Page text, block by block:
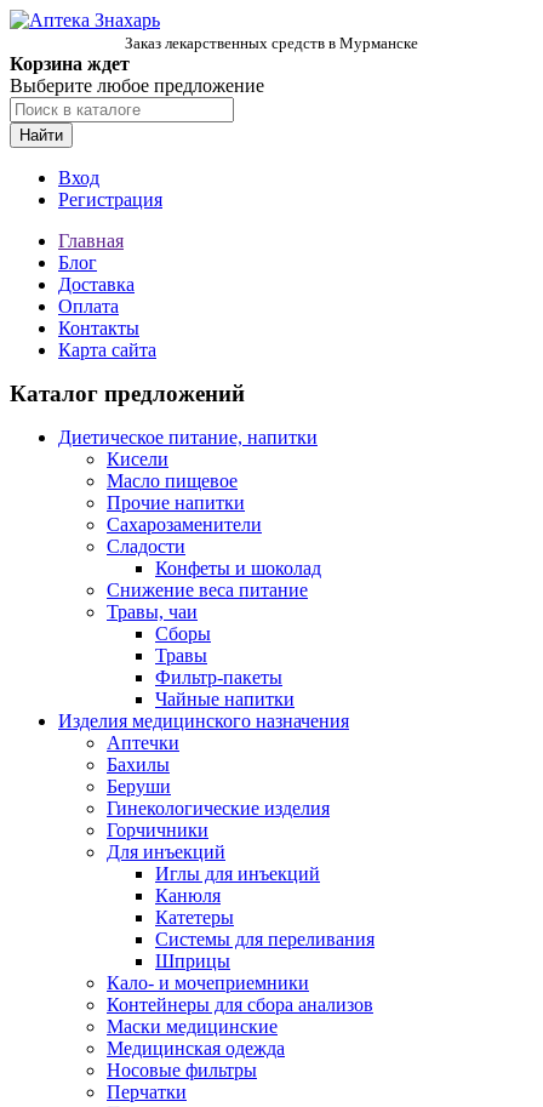
Заказ лекарственных средств в Мурманске
Корзина ждет
Выберите любое предложение
Найти
Вход
Регистрация
Главная
Блог
Доставка
Оплата
Контакты
Карта сайта
Каталог предложений
Диетическое питание, напитки
Кисели
Масло пищевое
Прочие напитки
Сахарозаменители
Сладости
Конфеты и шоколад
Снижение веса питание
Травы, чаи
Сборы
Травы
Фильтр-пакеты
Чайные напитки
Изделия медицинского назначения
Аптечки
Бахилы
Беруши
Гинекологические изделия
Горчичники
Для инъекций
Иглы для инъекций
Канюля
Катетеры
Системы для переливания
Шприцы
Кало- и мочеприемники
Контейнеры для сбора анализов
Маски медицинские
Медицинская одежда
Носовые фильтры
Перчатки